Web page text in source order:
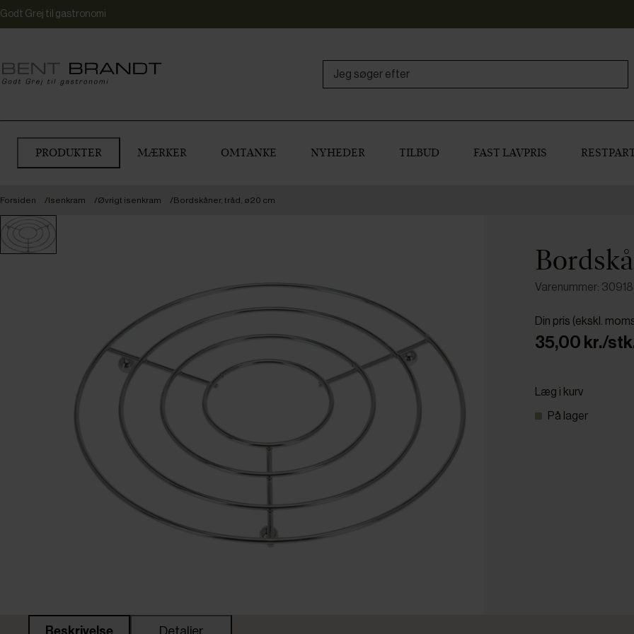
Godt Grej til gastronomi
PRODUKTER MÆRKER OMTANKE NYHEDER TILBUD FAST LAVPRIS
Forsiden Isenkram Øvrigt isenkram Bordskåner, tråd, ø20 cm
Varenummer:
Din pris (ekskl.
35,00 kr./
Læg i kurv
På lager
Beskrivelse Detaljer